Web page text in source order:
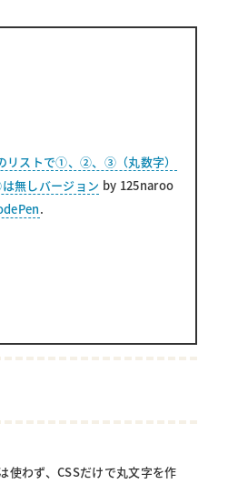
リストで①、②、③（丸数字）
無しバージョン by 125naroo
.
わず、CSSだけで丸文字を作